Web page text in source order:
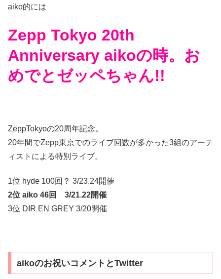
aiko的には
Zepp Tokyo 20th
Anniversary aikoの時。お
めでとゼッペちゃん!!
ZeppTokyoの20周年記念。
20年間でZepp東京でのライブ回数が多かった3組のアーテ
ィストによる特別ライブ。
1位 hyde 100回？ 3/23.24開催
2位 aiko 46回 3/21.22開催
3位 DIR EN GREY 3/20開催
aikoのお祝いコメントとTwitter